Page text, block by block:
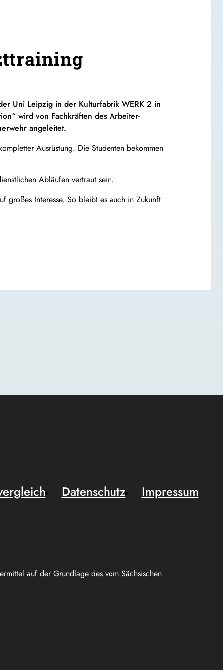
Uni Leipzig in der Kulturfabrik WERK 2 in
wird von Fachkräften des Arbeiter-
angeleitet.
Ausrüstung. Die Studenten bekommen
Abläufen vertraut sein.
großes Interesse. So bleibt es auch in Zukunft
auf der Grundlage des vom Sächsischen
Datenschutz
Impressum